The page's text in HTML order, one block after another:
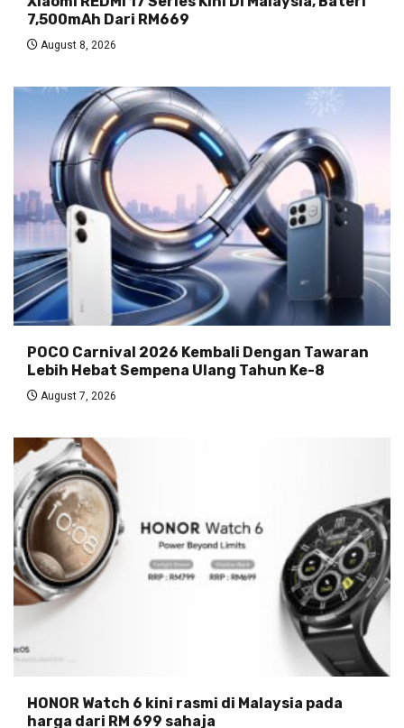
7,500mAh Dari RM669
August 8, 2026
POCO Carnival 2026 Kembali Dengan Tawaran
Lebih Hebat Sempena Ulang Tahun Ke-8
August 7, 2026
HONOR Watch 6 kini rasmi di Malaysia pada
harga dari RM 699 sahaja